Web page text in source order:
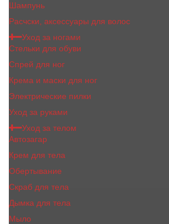
Шампунь
Расчски, аксессуары для волос
Уход за ногами
Стельки для обуви
Спрей для ног
Крема и маски для ног
Электрические пилки
Уход за руками
Уход за телом
Автозагар
Крем для тела
Обертывание
Скраб для тела
Дымка для тела
Мыло